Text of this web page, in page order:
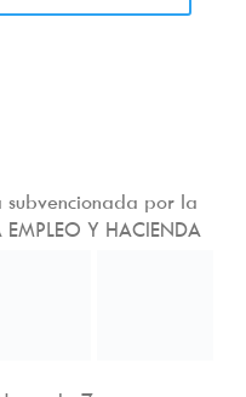
subvencionada por la
Y HACIENDA